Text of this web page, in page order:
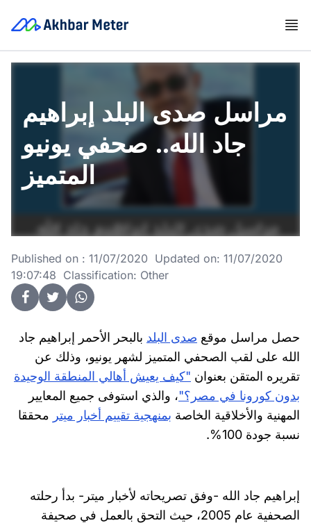
مراسل صدى البلد إبراهيم
جاد الله.. صحفي يونيو
المتميز
Published on : 11/07/2020 Updated on: 11/07/2020
19:07:48 Classification: Other
حصل مراسل موقع صدى البلد بالبحر الأحمر إبراهيم جاد
الله على لقب الصحفي المتميز لشهر يونيو، وذلك عن
تقريره المتقن بعنوان "كيف يعيش أهالي المنطقة الوحيدة
بدون كورونا في مصر؟"، والذي استوفى جميع المعايير
المهنية والأخلاقية الخاصة بمنهجية تقييم أخبار ميتر محققا
نسبة جودة 100%.
إبراهيم جاد الله -وفق تصريحاته لأخبار ميتر- بدأ رحلته
الصحفية عام 2005، حيث التحق بالعمل في صحيفة